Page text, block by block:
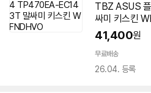
TBZ ASUS
싸미 키스킨
41,400원
무료배송
26.04. 등록